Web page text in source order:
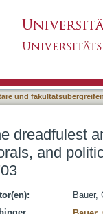
of 1703
und
dreadfulest
and
Bauer,